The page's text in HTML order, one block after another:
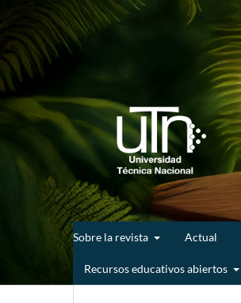
Sobre la revista Actual
Recursos educativos abiertos